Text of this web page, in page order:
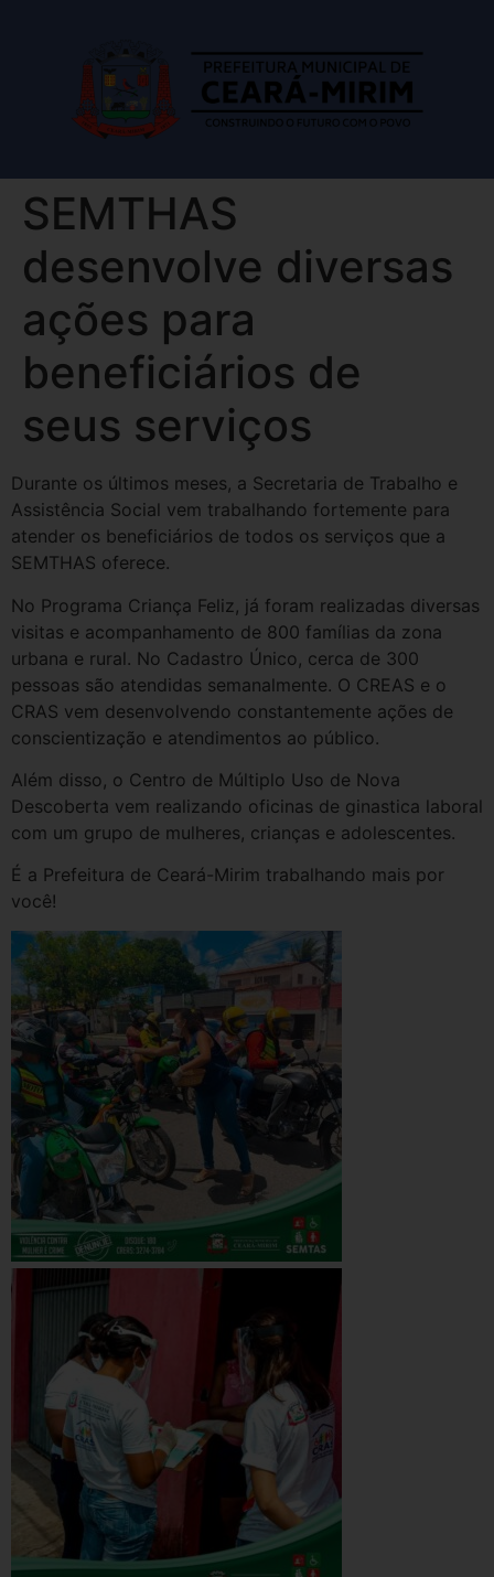
SEMTHAS
desenvolve diversas
ações para
beneficiários de
seus serviços
Durante os últimos meses, a Secretaria de Trabalho e
Assistência Social vem trabalhando fortemente para
atender os beneficiários de todos os serviços que a
SEMTHAS oferece.
No Programa Criança Feliz, já foram realizadas diversas
visitas e acompanhamento de 800 famílias da zona
urbana e rural. No Cadastro Único, cerca de 300
pessoas são atendidas semanalmente. O CREAS e o
CRAS vem desenvolvendo constantemente ações de
conscientização e atendimentos ao público.
Além disso, o Centro de Múltiplo Uso de Nova
Descoberta vem realizando oficinas de ginastica laboral
com um grupo de mulheres, crianças e adolescentes.
É a Prefeitura de Ceará-Mirim trabalhando mais por
você!